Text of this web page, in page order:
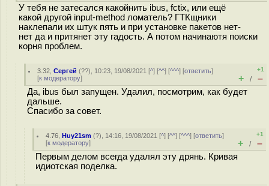
У тебя не затесался какойнить ibus, fctix, или ещё
какой другой input-method ломатель? ГТКщники
наклепали их штук пять и при установке пакетов нет-
нет да и притянет эту гадость. А потом начинаютя поиски
корня проблем.
3.32 ,Сергей (??), 10:23, 19/08/2021 [^] [^^] [^^^] [ответить]
[к модератору]
+1
+ / –
Да, ibus был запущен. Удалил, посмотрим, как будет
дальше.
Спасибо за совет.
4.76 ,Huy21sm (?), 14:16, 19/08/2021 [^] [^^] [^^^] [ответить]
[к модератору]
+1
+ / –
Первым делом всегда удалял эту дрянь. Кривая
идиотская поделка.